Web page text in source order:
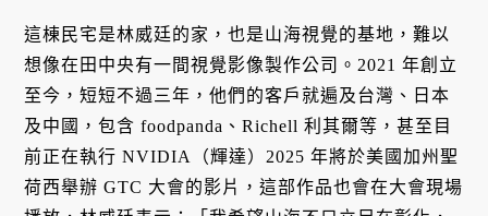
這棟民宅是林威廷的家，也是山海視覺的基地，難以
想像在田中央有一間視覺影像製作公司。2021 年創立
至今，短短不過三年，他們的客戶就遍及台灣、日本
及中國，包含 foodpanda、Richell 利其爾等，甚至目
前正在執行 NVIDIA（輝達）2025 年將於美國加州聖
荷西舉辦 GTC 大會的影片，這部作品也會在大會現場